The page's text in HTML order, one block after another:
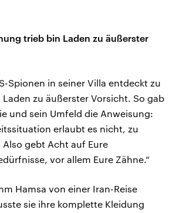
trieb bin Laden zu äußerster
Spionen in seiner Villa entdeckt zu
zu äußerster Vorsicht. So gab
und sein Umfeld die Anweisung:
erlaubt es nicht, zu
gebt Acht auf Eure
vor allem Eure Zähne.“
Hamsa von einer Iran-Reise
sie ihre komplette Kleidung